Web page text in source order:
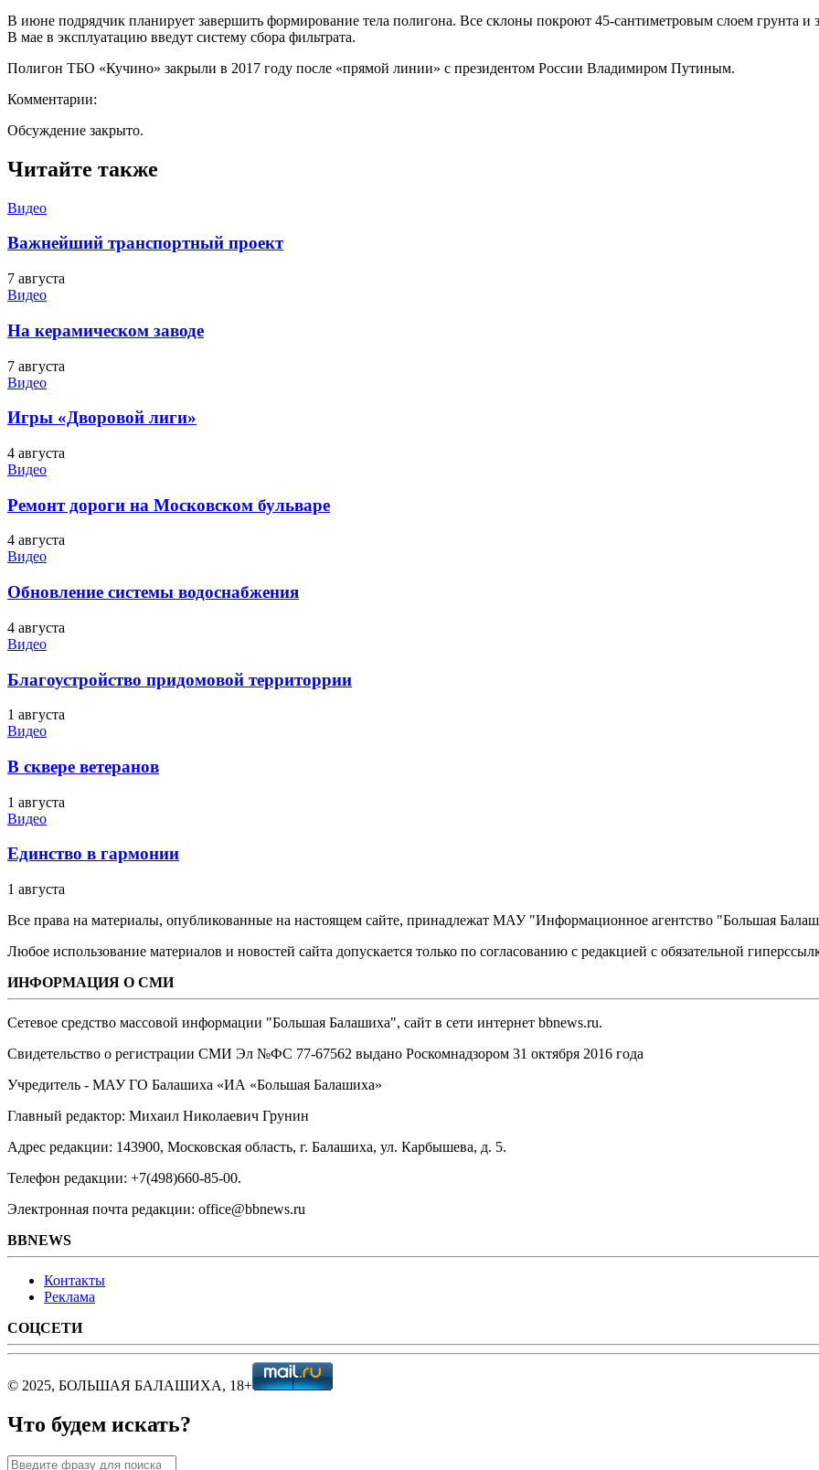
В июне подрядчик планирует завершить формирование тела полигона. Все склоны покроют 45-сантиметровым слоем грунта и
В мае в эксплуатацию введут систему сбора фильтрата.
Полигон ТБО «Кучино» закрыли в 2017 году после «прямой линии» с президентом России Владимиром Путиным.
Комментарии:
Обсуждение закрыто.
Читайте также
Видео
Важнейший транспортный проект
7 августа
Видео
На керамическом заводе
7 августа
Видео
Игры «Дворовой лиги»
4 августа
Видео
Ремонт дороги на Московском бульваре
4 августа
Видео
Обновление системы водоснабжения
4 августа
Видео
Благоустройство придомовой территоррии
1 августа
Видео
В сквере ветеранов
1 августа
Видео
Единство в гармонии
1 августа
Все права на материалы, опубликованные на настоящем сайте, принадлежат МАУ "Информационное агентство "Большая
Любое использование материалов и новостей сайта допускается только по согласованию с редакцией с обязательной
ИНФОРМАЦИЯ О СМИ
Сетевое средство массовой информации "Большая Балашиха", сайт в сети интернет bbnews.ru.
Свидетельство о регистрации СМИ Эл №ФС ‎77-67562 выдано Роскомнадзором 31 октября 2016 года
Учредитель - МАУ ГО Балашиха «ИА «Большая Балашиха»
Главный редактор: Михаил Николаевич Грунин
Адрес редакции: 143900, Московская область, г. Балашиха, ул. Карбышева, д. 5.
Телефон редакции: +7(498)660-85-00.
Электронная почта редакции: office@bbnews.ru
BBNEWS
Контакты
Реклама
СОЦСЕТИ
© 2025, БОЛЬШАЯ БАЛАШИХА, 18+
Что будем искать?